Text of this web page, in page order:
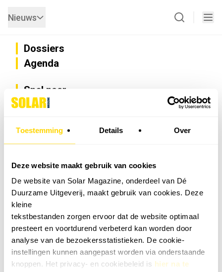
Toestemming Details Over
Deze website maakt gebruik van cookies
De website van Solar Magazine, onderdeel van Dé
Duurzame Uitgeverij, maakt gebruik van cookies. Deze
kleine
tekstbestanden zorgen ervoor dat de website optimaal
presteert en voortdurend verbeterd kan worden door
analyse van de bezoekersstatistieken. De cookie-
instellingen kunnen aangepast worden via onderstaande
knoppen. Het privacy- en cookiebeleid is hier na te
Nieuws
Dossiers
Agenda
Snel naar
Privacy
Nieuwsbrief
Vacatures
Installateurzoeker
Cookievoorkeuren wijzigen
English
Geef ons feedback
Vertel ons wat je van onze website vindt.
Tip de redactie